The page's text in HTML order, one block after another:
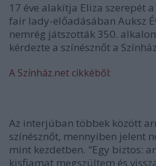
17 éve alakítja Eliza szerepét
fair lady-előadásában Auksz
nemrég játszották 350.
kérdezte a színésznőt a
A Színház.net cikkéből:
Az interjúban többek között
színésznőt, mennyiben jelent
mint kezdetben. "Egy biztos:
kisfiamat megszültem és